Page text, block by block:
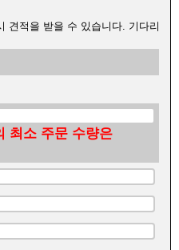
견적을 받을 수 있습니다. 기다리
최소 주문 수량은